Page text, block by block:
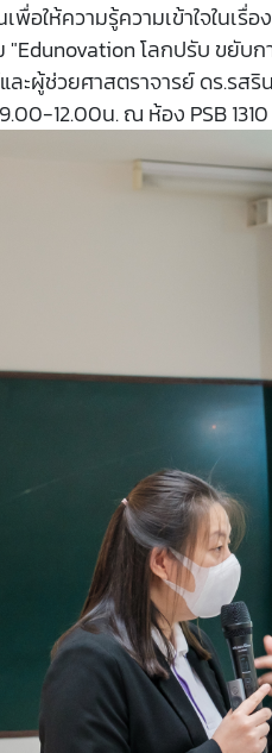
อให้ความรู้ความเข้าใจในเรื่
"Edunovation โลกปรับ ขยับ
ละผู้ช่วยศาสตราจารย์ ดร.รส
12.00น. ณ ห้อง PSB